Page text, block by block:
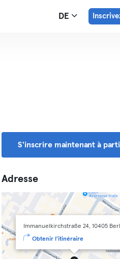
DE
S'inscrire maintenant à
Adresse
Immanuelkirchstraße 24, 10405
Obtenir l'itinéraire